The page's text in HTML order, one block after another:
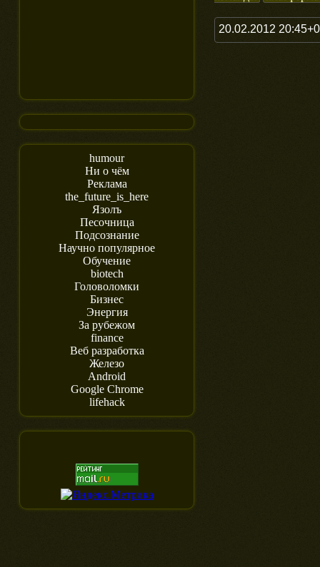
humour
Ни о чём
Реклама
the_future_is_here
Язолъ
Песочница
Подсознание
Научно популярное
Обучение
biotech
Головоломки
Бизнес
Энергия
За рубежом
finance
Веб разработка
Железо
Android
Google Chrome
lifehack
20.02.2012